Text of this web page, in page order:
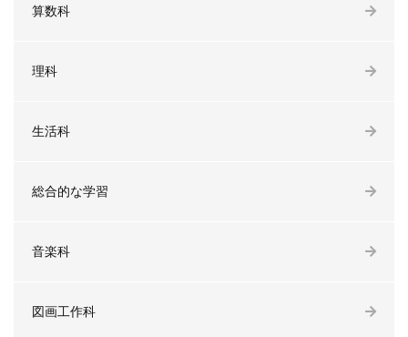
算数科
理科
生活科
総合的な学習
音楽科
図画工作科